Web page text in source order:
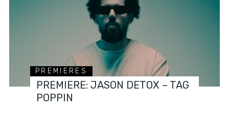
PREMIERES
PREMIERE: JASON DETOX – TAG
POPPIN